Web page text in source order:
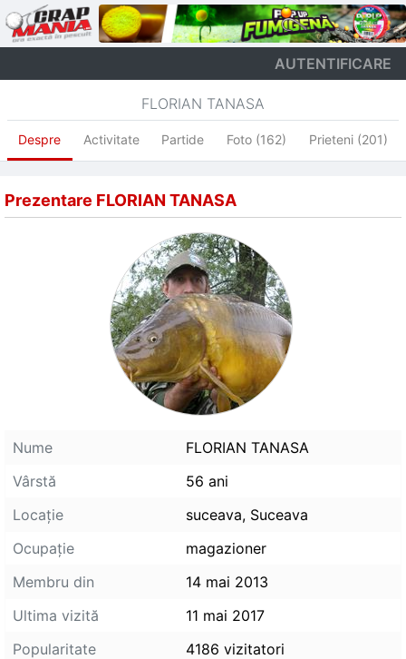
AUTENTIFICARE
FLORIAN TANASA
Despre Activitate Partide Foto (162) Prieteni (201)
Prezentare FLORIAN TANASA
Nume
FLORIAN TANASA
Vârstă
56 ani
Locaţie
suceava, Suceava
Ocupaţie
magazioner
Membru din
14 mai 2013
Ultima vizită
11 mai 2017
Popularitate
4186 vizitatori